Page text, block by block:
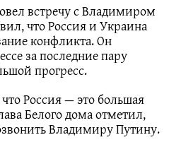
встречу с Владимиром
что Россия и Украина
конфликта. Он
за последние пару
прогресс.
Россия — это большая
Белого дома отметил,
Владимиру Путину.